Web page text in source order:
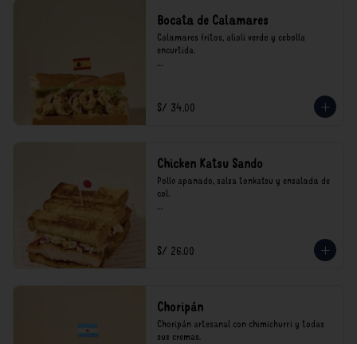
Bocata de Calamares
Calamares fritos, alioli verde y cebolla
encurtida.
consumo.
S/ 34.00
Chicken Katsu Sando
Pollo apanado, salsa tonkatsu y ensalada de
col.
consumo.
S/ 26.00
Choripán
Choripán artesanal con chimichurri y todas
sus cremas.